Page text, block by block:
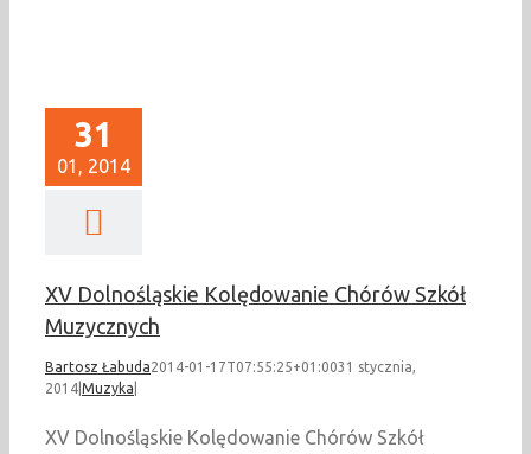
31
01, 2014
XV Dolnośląskie Kolędowanie Chórów Szkół
Muzycznych
Bartosz Łabuda2014-01-17T07:55:25+01:0031 stycznia,
2014 Muzyka
XV Dolnośląskie Kolędowanie Chórów Szkół